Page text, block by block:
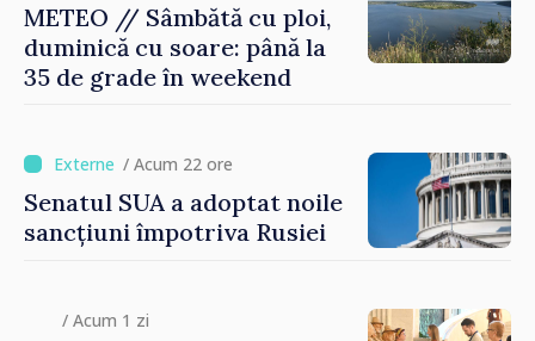
METEO // Sâmbătă cu ploi,
duminică cu soare: până la
35 de grade în weekend
/ Acum 22 ore
Senatul SUA a adoptat noile
sancțiuni împotriva Rusiei
/ Acum 1 zi